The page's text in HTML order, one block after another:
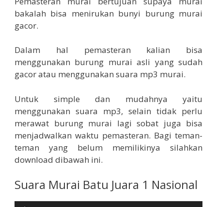
bakalah bisa menirukan bunyi burung murai
gacor.
Dalam hal pemasteran kalian bisa
menggunakan burung murai asli yang sudah
gacor atau menggunakan suara mp3 murai.
Untuk simple dan mudahnya yaitu
menggunakan suara mp3, selain tidak perlu
merawat burung murai lagi sobat juga bisa
menjadwalkan waktu pemasteran. Bagi teman-
teman yang belum memilikinya silahkan
download dibawah ini.
Suara Murai Batu Juara 1 Nasional